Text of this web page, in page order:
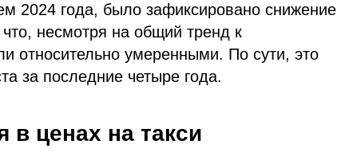
2024 года, было зафиксировано снижение
несмотря на общий тренд к
относительно умеренными. По сути, это
за последние четыре года.
в ценах на такси